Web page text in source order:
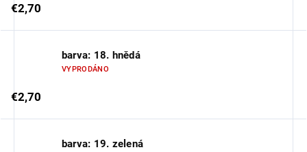
€2,70
barva: 18. hnědá
VYPRODÁNO
€2,70
barva: 19. zelená